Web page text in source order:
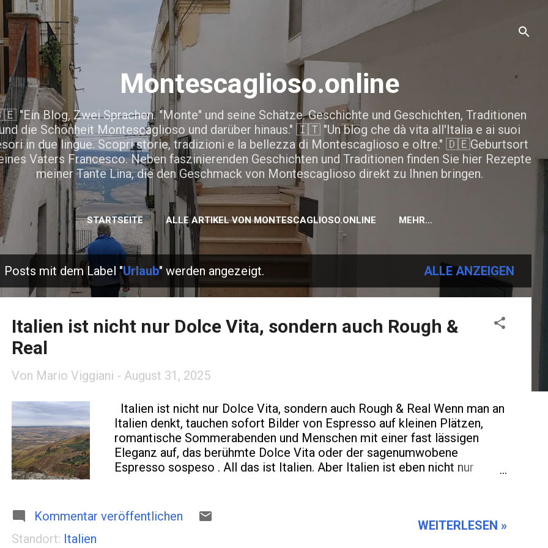
Direkt zum Hauptbereich
Montescaglioso.online
"Ein Blog, Zwei Sprachen. "Monte" und seine Schätze. Geschichte und Geschichten, Traditionen
die Schönheit Montescaglioso und darüber hinaus." 🇮🇹 "Un blog che dà vita all'Italia e ai suoi
in due lingue. Scopri storie, tradizioni e la bellezza di Montescaglioso e oltre." 🇩🇪Geburtsort
Vaters Francesco. Neben faszinierenden Geschichten und Traditionen finden Sie hier Rezepte
meiner Tante Lina, die den Geschmack von Montescaglioso direkt zu Ihnen bringen.
STARTSEITE ALLE ARTIKEL VON MONTESCAGLIOSO.ONLINE MEHR…
Posts mit dem Label "Urlaub" werden angezeigt. ALLE ANZEIGEN
Italien ist nicht nur Dolce Vita, sondern auch Rough &
Real
Von Mario Viggiani - August 31, 2025
Italien ist nicht nur Dolce Vita, sondern auch Rough & Real Wenn man an
Italien denkt, tauchen sofort Bilder von Espresso auf kleinen Plätzen,
romantische Sommerabenden und Menschen mit einer fast lässigen
Eleganz auf, das berühmte Dolce Vita oder der sagenumwobene
Espresso sospeso . All das ist Italien. Aber Italien ist eben nicht nur
Die Postkarten zeigen Venedigs Gondeln, die Toskana im
Sonnenuntergang oder bunte Häuser in Cinque Terre . Alles wunderschön
Kommentar veröffentlichen
Standort: Italien
WEITERLESEN »